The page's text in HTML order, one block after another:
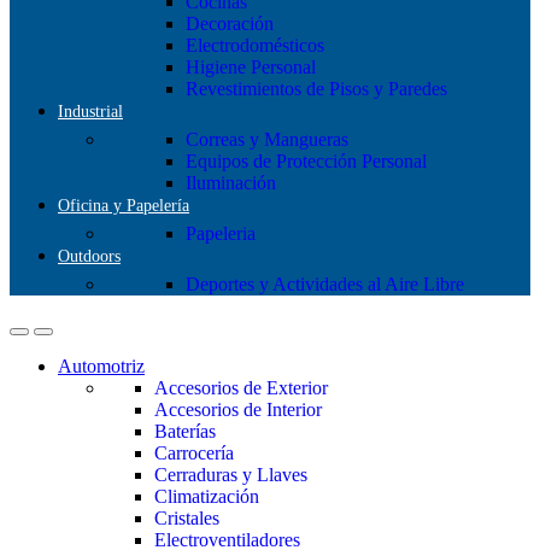
Decoración
Electrodomésticos
Higiene Personal
Revestimientos de Pisos y Paredes
Industrial
Correas y Mangueras
Equipos de Protección Personal
Iluminación
Oficina y Papelería
Papeleria
Outdoors
Deportes y Actividades al Aire Libre
Automotriz
Accesorios de Exterior
Accesorios de Interior
Baterías
Carrocería
Cerraduras y Llaves
Climatización
Cristales
Electroventiladores